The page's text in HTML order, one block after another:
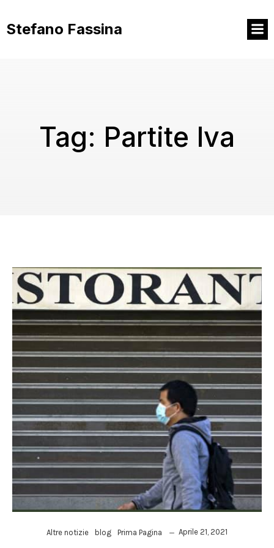
contenuto
Stefano Fassina
Tag: Partite Iva
Altre notizie blog Prima Pagina Aprile 21, 2021